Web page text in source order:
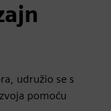
udružio se s
pomoću